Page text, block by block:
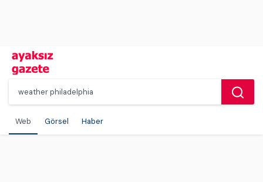
Web Görsel Haber